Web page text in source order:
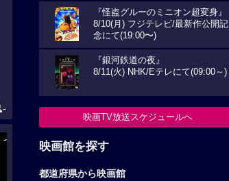
-
『怪盗グルーのミニオン超変身』
8/10(月) フジテレビ/最新作公開記
念にて(19:00〜)
『銀河鉄道の夜』
8/11(火) NHK/Eテレにて(09:00～)
映画TV放送スケジュールへ
映画館を探す
都道府県から映画館